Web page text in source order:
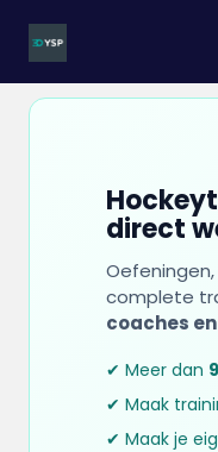
direct
complete
coaches
✔ Meer dan
✔ Maak
✔ Maak je